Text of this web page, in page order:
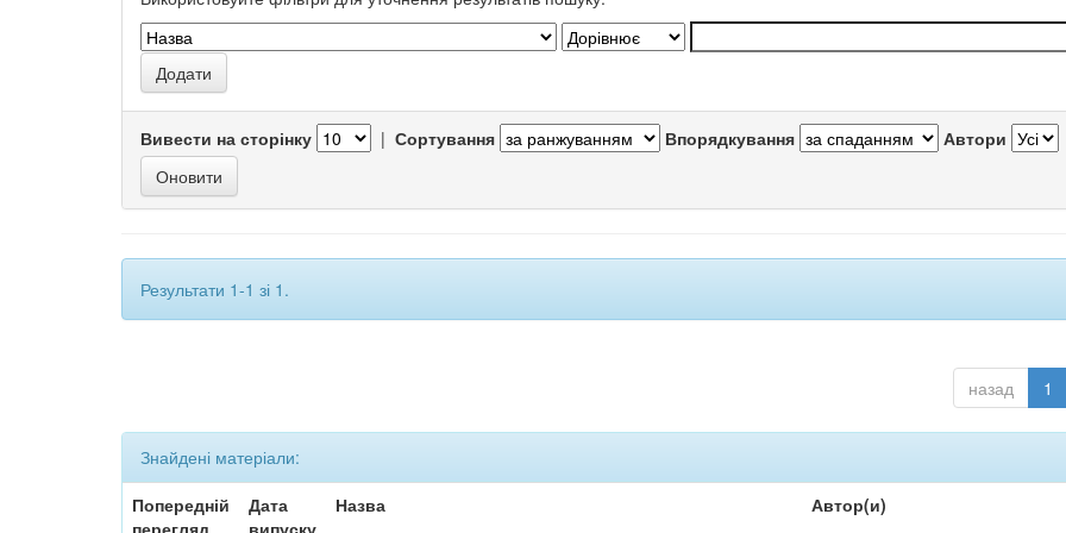
Вивести на сторінку | Сортування Впорядкування Автори
Результати 1-1 зі 1.
назад 1
Знайдені матеріали:
Попередній
перегляд
Дата
випуску
Назва Автор(и)